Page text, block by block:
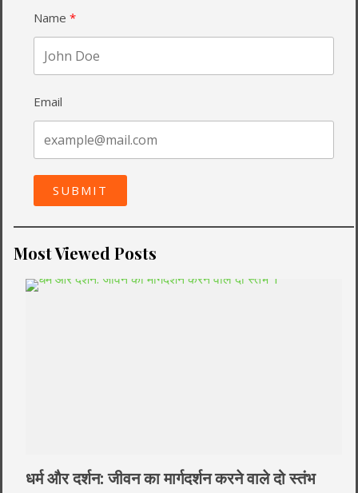
Name
Email
SUBMIT
Most Viewed Posts
धर्म और दर्शन: जीवन का मार्गदर्शन करने वाले दो स्तंभ